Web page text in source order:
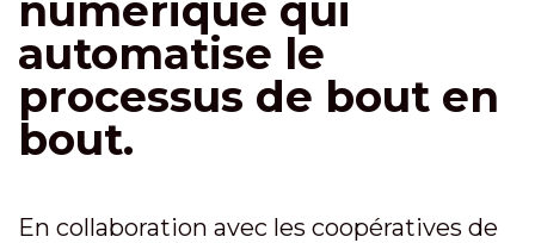
automatise le
processus de bout en
bout.
En collaboration avec les coopératives de